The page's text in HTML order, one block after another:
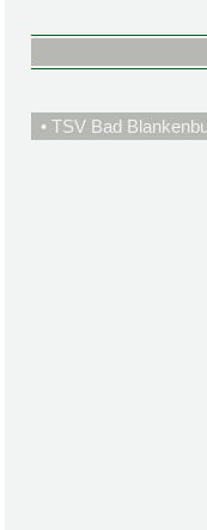
• TSV Bad